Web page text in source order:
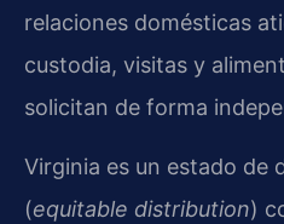
relaciones domésticas
custodia, visitas y
solicitan de forma
Virginia es un estado de
(equitable distribution)